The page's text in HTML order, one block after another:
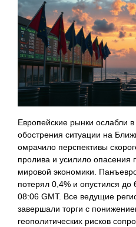
Европейские рынки ослабли
обострения ситуации на
омрачило перспективы
пролива и усилило опасения
мировой экономики.
потерял 0,4% и опустился
08:06 GMT. Все ведущие
завершали торги с
геополитических рисков